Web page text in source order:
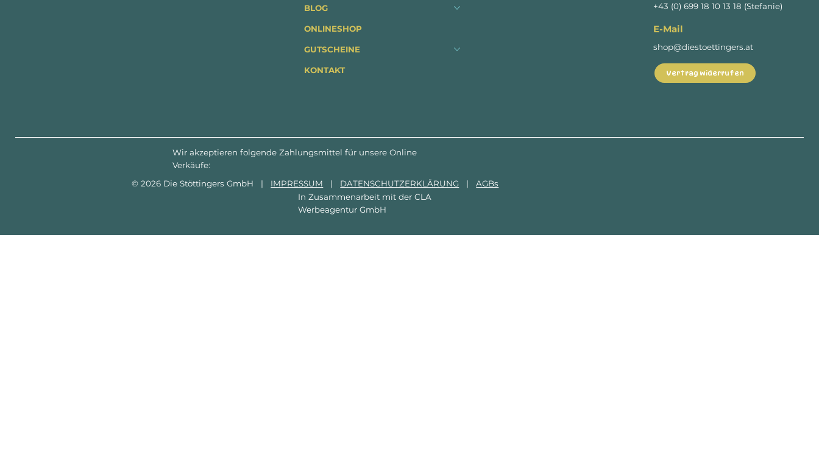
BLOG
ONLINESHOP
GUTSCHEINE
KONTAKT
+43 (0) 699 18 10 13 18 (Stefanie)
E-Mail
shop@diestoettingers.at
Vertrag widerrufen
Wir akzeptieren folgende Zahlungsmittel für unsere Online
Verkäufe:
© 2026 Die Stöttingers GmbH | IMPRESSUM | DATENSCHUTZERKLÄRUNG |AGBs
In Zusammenarbeit mit derCLA
Werbeagentur GmbH